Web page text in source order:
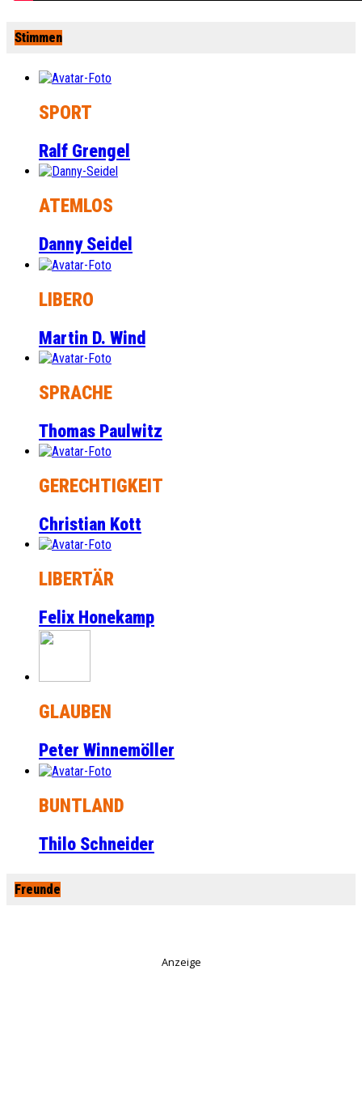
Stimmen
SPORT
Ralf Grengel
ATEMLOS
Danny Seidel
LIBERO
Martin D. Wind
SPRACHE
Thomas Paulwitz
GERECHTIGKEIT
Christian Kott
LIBERTÄR
Felix Honekamp
GLAUBEN
Peter Winnemöller
BUNTLAND
Thilo Schneider
Freunde
Anzeige